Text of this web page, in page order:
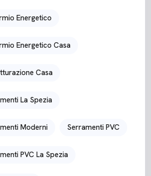
Energetico
Energetico Casa
Casa
La Spezia
Moderni Serramenti PVC
PVC La Spezia